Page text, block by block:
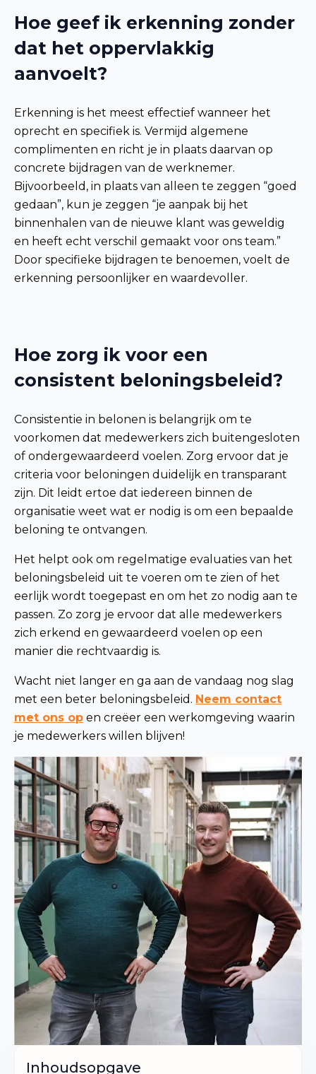
Hoe geef ik erkenning zonder
dat het oppervlakkig
aanvoelt?
Erkenning is het meest effectief wanneer het
oprecht en specifiek is. Vermijd algemene
complimenten en richt je in plaats daarvan op
concrete bijdragen van de werknemer.
Bijvoorbeeld, in plaats van alleen te zeggen “goed
gedaan”, kun je zeggen “je aanpak bij het
binnenhalen van de nieuwe klant was geweldig
en heeft echt verschil gemaakt voor ons team.”
Door specifieke bijdragen te benoemen, voelt de
erkenning persoonlijker en waardevoller.
Hoe zorg ik voor een
consistent beloningsbeleid?
Consistentie in belonen is belangrijk om te
voorkomen dat medewerkers zich buitengesloten
of ondergewaardeerd voelen. Zorg ervoor dat je
criteria voor beloningen duidelijk en transparant
zijn. Dit leidt ertoe dat iedereen binnen de
organisatie weet wat er nodig is om een bepaalde
beloning te ontvangen.
Het helpt ook om regelmatige evaluaties van het
beloningsbeleid uit te voeren om te zien of het
eerlijk wordt toegepast en om het zo nodig aan te
passen. Zo zorg je ervoor dat alle medewerkers
zich erkend en gewaardeerd voelen op een
manier die rechtvaardig is.
Wacht niet langer en ga aan de vandaag nog slag
met een beter beloningsbeleid. Neem contact
met ons op en creëer een werkomgeving waarin
je medewerkers willen blijven!
Inhoudsopgave